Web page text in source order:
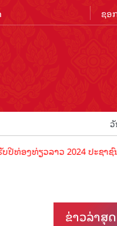
ວລາວ 2024 ປະຊາຊົນລາວ
ຂ່າວ​ລ່າ​ສຸດ